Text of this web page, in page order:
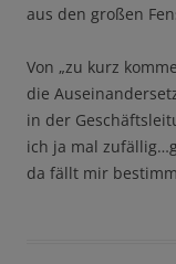
aus den großen
Von „zu kurz
die
in der
ich ja mal
da fällt mir